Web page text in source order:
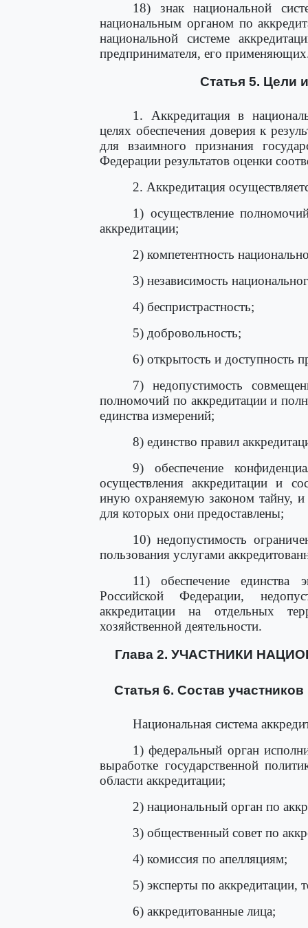
18) знак национальной
национальным органом по
национальной системе
предпринимателя, его
Статья 5. Цели
1. Аккредитация в
целях обеспечения доверия к
для взаимного признания
Федерации результатов оценки
2. Аккредитация
1) осуществление
аккредитации;
2) компетентность
3) независимость
4) беспристрастность;
5) добровольность;
6) открытость и доступность
7) недопустимость
полномочий по аккредитации и
единства измерений;
8) единство правил
9) обеспечение
осуществления аккредитации и
иную охраняемую законом тайну, и
для которых они предоставлены;
10) недопустимость
пользования услугами
11) обеспечение единства
Российской Федерации,
аккредитации на отдельных
хозяйственной деятельности.
Глава 2. УЧАСТНИКИ
Статья 6. Состав
Национальная система
1) федеральный орган
выработке государственной
области аккредитации;
2) национальный орган по
3) общественный совет по
4) комиссия по апелляциям;
5) эксперты по аккредитации,
6) аккредитованные лица;